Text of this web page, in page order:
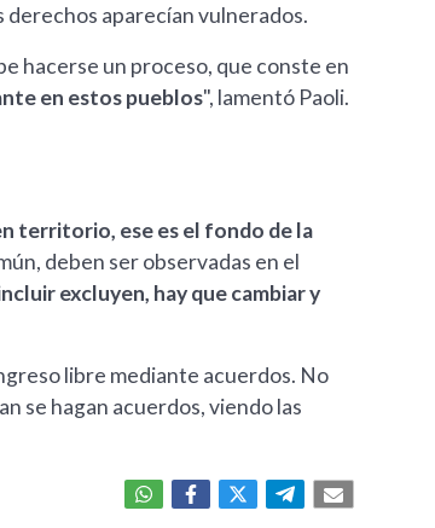
derechos aparecían vulnerados.
hacerse un proceso, que conste en
en estos pueblos", lamentó Paoli.
territorio, ese es el fondo de la
deben ser observadas en el
excluyen, hay que cambiar y
libre mediante acuerdos. No
se hagan acuerdos, viendo las